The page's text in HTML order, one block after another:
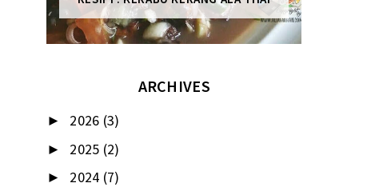
ARCHIVES
► 2026 (3)
► 2025 (2)
► 2024 (7)